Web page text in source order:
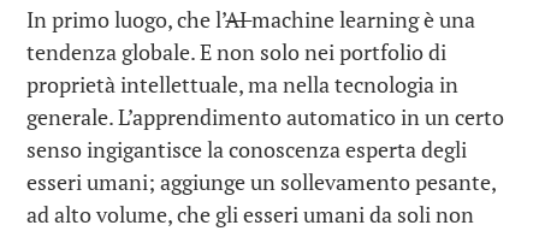
In primo luogo, che l’AImachine learning è una
tendenza globale. E non solo nei portfolio di
proprietà intellettuale, ma nella tecnologia in
generale. L’apprendimento automatico in un certo
senso ingigantisce la conoscenza esperta degli
esseri umani; aggiunge un sollevamento pesante,
ad alto volume, che gli esseri umani da soli non